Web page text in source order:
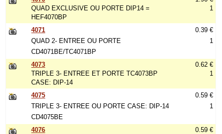
QUAD EXCLUSIVE OU PORTE DIP14 =
HEF4070BP
1
4071
QUAD 2- ENTREE OU PORTE
CD4071BE/TC4071BP
0.39 €
1
4073
TRIPLE 3- ENTREE ET PORTE TC4073BP
CASE: DIP-14
0.62 €
1
4075
TRIPLE 3- ENTREE OU PORTE CASE: DIP-14
CD4075BE
0.59 €
1
4076
0.59 €